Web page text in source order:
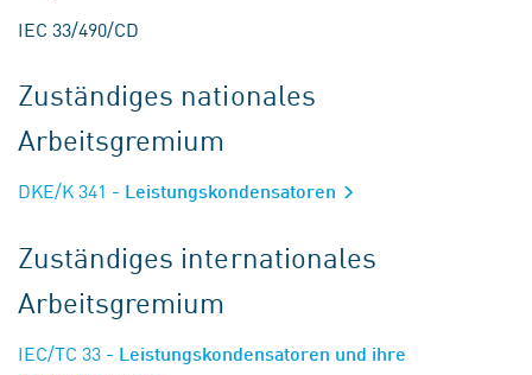
IEC 33/490/CD
Zuständiges nationales
Arbeitsgremium
DKE/K 341 - Leistungskondensatoren
Zuständiges internationales
Arbeitsgremium
IEC/TC 33 - Leistungskondensatoren und ihre